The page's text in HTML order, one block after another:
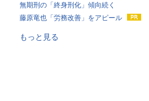
無期刑の「終身刑化」傾向続く
藤原竜也「労務改善」をアピール
もっと見る